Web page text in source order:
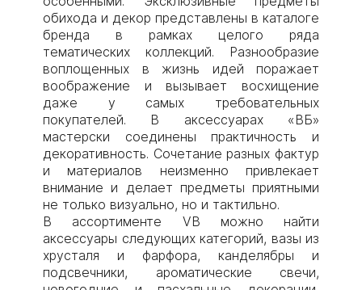
обихода и декор представлены в каталоге
бренда в рамках целого ряда
тематических коллекций. Разнообразие
воплощенных в жизнь идей поражает
воображение и вызывает восхищение
даже у самых требовательных
покупателей. В аксессуарах «ВБ»
мастерски соединены практичность и
декоративность. Сочетание разных фактур
и материалов неизменно привлекает
внимание и делает предметы приятными
не только визуально, но и тактильно.
В ассортименте VB можно найти
аксессуары следующих категорий, вазы из
хрусталя и фарфора, канделябры и
подсвечники, ароматические свечи,